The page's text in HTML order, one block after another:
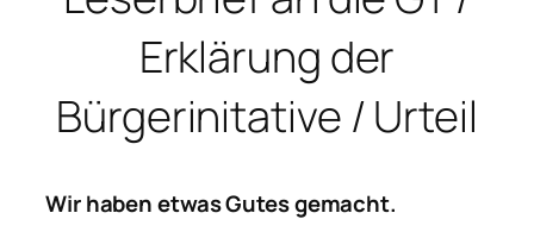
Erklärung der
Bürgerinitative / Urteil
Wir haben etwas Gutes gemacht.